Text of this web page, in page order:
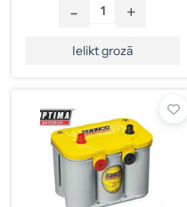
- +
Ielikt grozā